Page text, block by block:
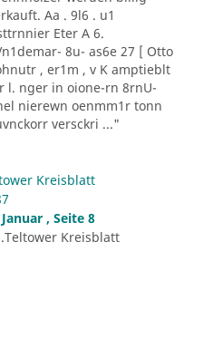
Aa . 9l6 . u1
Eter A 6.
8u- as6e 27 [ Otto
, er1m , v K amptieblt
l. nger in oione-rn 8rnU-
nierewn oenmm1r tonn
versckri ..."
Kreisblatt
, Seite 8
Kreisblatt